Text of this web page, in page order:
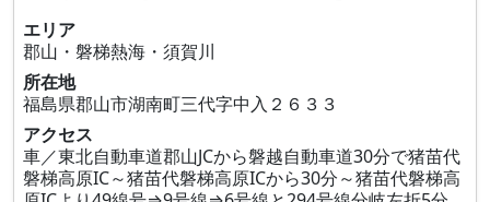
エリア
郡山・磐梯熱海・須賀川
所在地
福島県郡山市湖南町三代字中入２６３３
アクセス
車／東北自動車道郡山JCから磐越自動車道30分で猪苗代
磐梯高原IC～猪苗代磐梯高原ICから30分～猪苗代磐梯高